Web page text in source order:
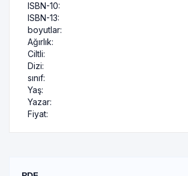
ISBN-10:
ISBN-13:
boyutlar:
Ağırlık:
Ciltli:
Dizi:
sınıf:
Yaş:
Yazar:
Fiyat: